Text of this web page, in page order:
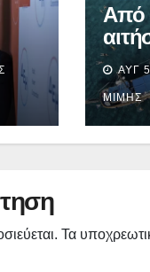
Από
ΑΥΓ
ΜΊΜΗΣ
Τα